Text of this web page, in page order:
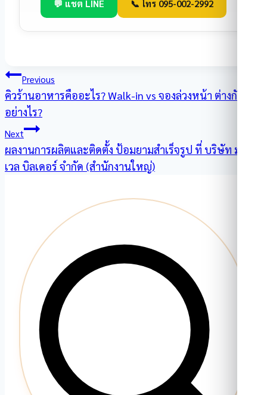
💬 แชต LINE 📞 โทร 095-002-2992
แนะแนว
เรื่อง
Previous
คิวร้านอาหารคืออะไร? Walk-in vs จองล่วงหน้า ต่างกัน
อย่างไร?
Next
ผลงานการผลิตและติดตั้ง ป้อมยามสำเร็จรูป ที่ บริษัท มาร์
เวล บิลเดอร์ จํากัด (สํานักงานใหญ่)